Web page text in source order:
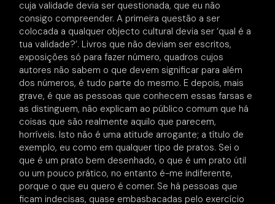
cuja validade devia ser questionada, que eu não
consigo compreender. A primeira questão a ser
colocada a qualquer objecto cultural devia ser ‘qual é a
tua validade?’. Livros que não deviam ser escritos,
exposições só para fazer número, quadros cujos
autores não sabem o que devem significar para além
dos números, é tudo parte do mesmo. E depois, mais
grave, é que as pessoas que conhecem essas farsas e
as distinguem, não explicam ao público comum que há
coisas que são realmente aquilo que parecem,
horríveis. Isto não é uma atitude arrogante; a título de
exemplo, eu como em qualquer tipo de pratos. Sei o
que é um prato bem desenhado, o que é um prato útil
ou um pouco prático, no entanto é-me indiferente,
porque o que eu quero é comer. Se há pessoas que
ficam indecisas, quase embasbacadas pelo exercício